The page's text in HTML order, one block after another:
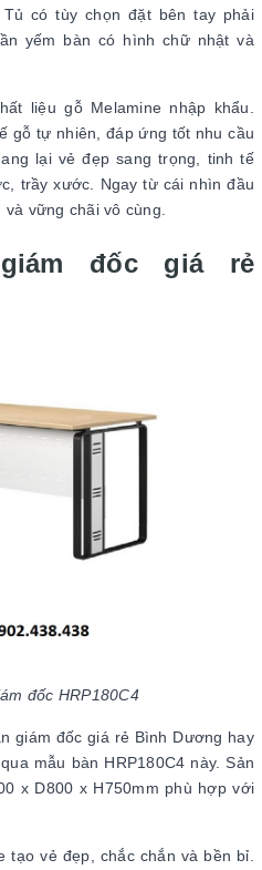
có tùy chọn đặt bên tay phải
yếm bàn có hình chữ nhật và
liệu gỗ Melamine nhập khẩu.
gỗ tự nhiên, đáp ứng tốt nhu cầu
lại vẻ đẹp sang trọng, tinh tế
trầy xước. Ngay từ cái nhìn đầu
vững chãi vô cùng.
đốc giá rẻ
đốc HRP180C4
giám đốc giá rẻ Bình Dương hay
mẫu bàn HRP180C4 này. Sản
x D800 x H750mm phù hợp với
tạo vẻ đẹp, chắc chắn và bền bỉ.